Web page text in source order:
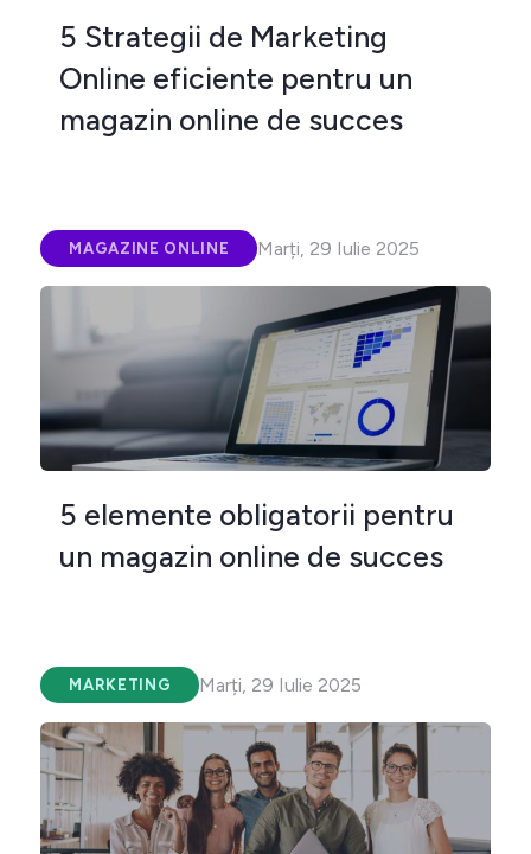
5 Strategii de Marketing
Online eficiente pentru un
magazin online de succes
MAGAZINE ONLINE Marți, 29 Iulie 2025
5 elemente obligatorii pentru
un magazin online de succes
MARKETING Marți, 29 Iulie 2025